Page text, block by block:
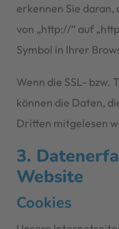
erkennen Sie daran,
von „http://“ auf
Symbol in Ihrer
Wenn die SSL- bzw.
können die Daten,
Dritten mitgelesen
3.
Website
Cookies